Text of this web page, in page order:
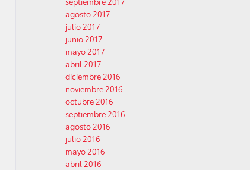
agosto 2017
julio 2017
junio 2017
mayo 2017
abril 2017
diciembre 2016
noviembre 2016
octubre 2016
septiembre 2016
agosto 2016
julio 2016
mayo 2016
abril 2016